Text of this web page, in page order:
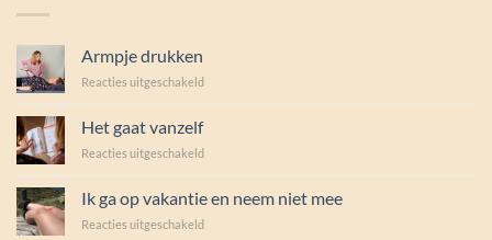
Armpje drukken
Reacties uitgeschakeldvoor
Het gaat vanzelf
Reacties uitgeschakeldvoor
vanzelf
Ik ga op vakantie en neem niet mee
Reacties uitgeschakeldvoor